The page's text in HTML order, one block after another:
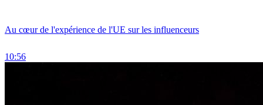
Au cœur de l'expérience de l'UE sur les influenceurs
10:56